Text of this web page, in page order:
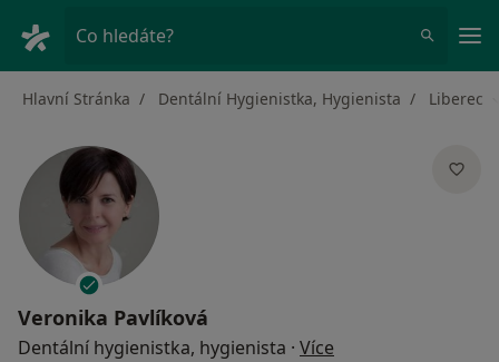
Co hledáte?
Hlavní Stránka Dentální Hygienistka, Hygienista Liberec
Veronika Pavlíková
Dentální hygienistka, hygienista · Více